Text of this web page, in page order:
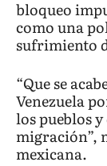
bloqueo
como una
sufrimiento
“Que se
Venezuela
los pueblos
migración”,
mexicana.